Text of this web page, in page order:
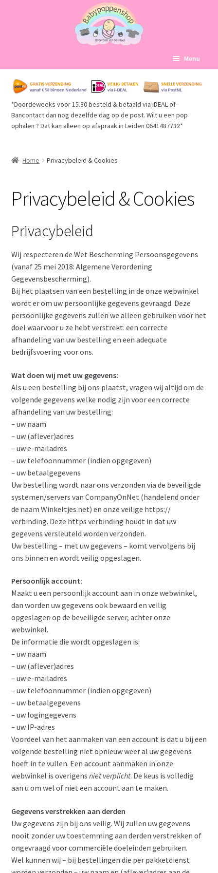
naar
navigatie
de
inhoud
Menu
Home
Babypoppen Afdelingen
Contact
Privacybeleid & Cookies
Retouren
Retourformulier
Mijn account
Winkelmand
Afrekenen
*Doordeweeks voor 15.30 besteld & betaald via iDEAL of
Bancontact dan nog dezelfde dag op de post. Wilt u een pop
ophalen ? Dat kan alleen op afspraak in Leiden 0641487732*
Home Privacybeleid & Cookies
Privacybeleid & Cookies
Privacybeleid
Wij respecteren de Wet Bescherming Persoonsgegevens
(vanaf 25 mei 2018: Algemene Verordening
Gegevensbescherming).
Bij het plaatsen van een bestelling in de onze webwinkel
wordt er om uw persoonlijke gegevens gevraagd. Deze
persoonlijke gegevens zullen we alleen gebruiken voor het
doel waarvoor u ze hebt verstrekt: een correcte
afhandeling van uw bestelling en een adequate
bedrijfsvoering voor ons.
Wat doen wij met uw gegevens:
Als u een bestelling bij ons plaatst, vragen wij altijd om de
volgende gegevens welke nodig zijn voor een correcte
afhandeling van uw bestelling:
– uw naam
– uw (aflever)adres
– uw e-mailadres
– uw telefoonnummer (indien opgegeven)
– uw betaalgegevens
Uw bestelling wordt naar ons verzonden via de beveiligde
systemen/servers van CompanyOnNet (handelend onder
de naam Winkeltjes.net) en onze veilige https://
verbinding. Deze https verbinding houdt in dat uw
gegevens versleuteld worden verzonden.
Uw bestelling – met uw gegevens – komt vervolgens bij
ons binnen en wordt veilig opgeslagen.
Persoonlijk account:
Maakt u een persoonlijk account aan in onze webwinkel,
dan worden uw gegevens ook bewaard en veilig
opgeslagen op de beveiligde server, achter onze
webwinkel.
De informatie die wordt opgeslagen is:
– uw naam
– uw (aflever)adres
– uw e-mailadres
– uw telefoonnummer (indien opgegeven)
– uw betaalgegevens
– uw logingegevens
– uw IP-adres
Voordeel van het aanmaken van een account is dat u bij een
volgende bestelling niet opnieuw weer al uw gegevens
hoeft in te vullen. Een account aanmaken in onze
webwinkel is overigens niet verplicht. De keus is volledig
aan u om wel of niet een account aan te maken.
Gegevens verstrekken aan derden
Uw gegevens zijn bij ons veilig. Wij zullen uw gegevens
nooit zonder uw toestemming aan derden verstrekken of
ongevraagd voor commerciële doeleinden gebruiken.
Wel kunnen wij – bij bestellingen die per pakketdienst